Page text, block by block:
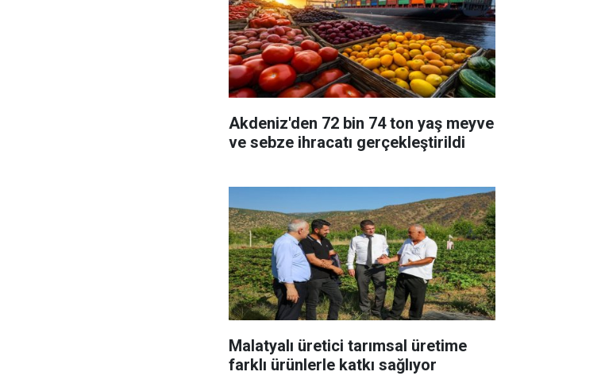
Akdeniz'den 72 bin 74 ton yaş meyve
ve sebze ihracatı gerçekleştirildi
Malatyalı üretici tarımsal üretime
farklı ürünlerle katkı sağlıyor